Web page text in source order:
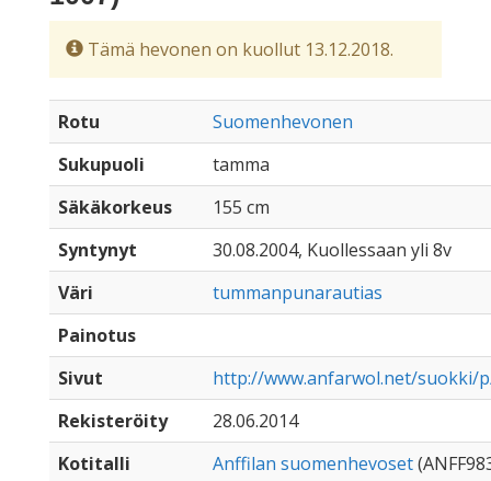
Tämä hevonen on kuollut 13.12.2018.
Rotu
Suomenhevonen
Sukupuoli
tamma
Säkäkorkeus
155 cm
Syntynyt
30.08.2004, Kuollessaan yli 8v
Väri
tummanpunarautias
Painotus
Sivut
http://www.anfarwol.net/suokki/
Rekisteröity
28.06.2014
Kotitalli
Anffilan suomenhevoset